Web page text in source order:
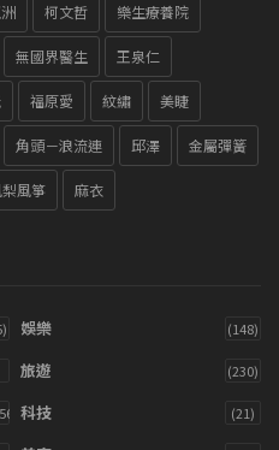
柯文哲 樂生療養院
無國界醫生 王泉仁
福原愛 紋繡 美睫
角頭－浪流連 邱澤 金屬彈簧
梨風箏 麻衣
娛樂 (148)
旅遊 (230)
科技 (21)